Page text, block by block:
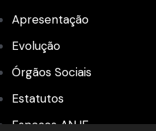
Apresentação
Evolução
Órgãos Sociais
Estatutos
Espaços ANJE